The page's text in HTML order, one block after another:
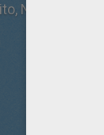
Neel Sethi